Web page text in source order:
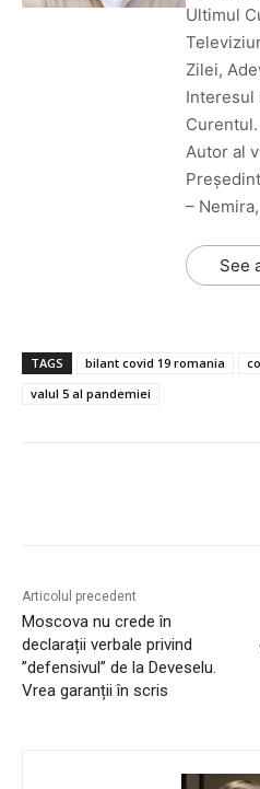
Ultimul
Zilei,
Interesul
Curentul.
Autor al
–
See
TAGS bilant covid 19 romania
valul 5 al pandemiei
Articolul precedent
Moscova nu crede în
declarații verbale privind
”defensivul” de la Deveselu.
Vrea garanții în scris